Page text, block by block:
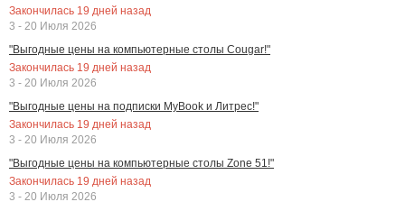
Закончилась 19 дней назад
3 - 20 Июля 2026
"Выгодные цены на компьютерные столы Cougar!"
Закончилась 19 дней назад
3 - 20 Июля 2026
"Выгодные цены на подписки MyBook и Литрес!"
Закончилась 19 дней назад
3 - 20 Июля 2026
"Выгодные цены на компьютерные столы Zone 51!"
Закончилась 19 дней назад
3 - 20 Июля 2026